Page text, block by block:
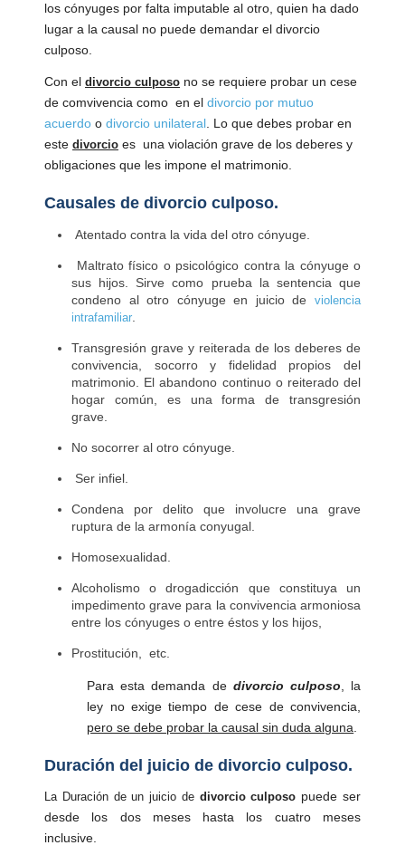
los cónyuges por falta imputable al otro, quien ha dado
lugar a la causal no puede demandar el divorcio
culposo.
Con el divorcio culposo no se requiere probar un cese
de comvivencia como en el divorcio por mutuo
acuerdo o divorcio unilateral . Lo que debes probar en
este divorcio es una violación grave de los deberes y
obligaciones que les impone el matrimonio.
Causales de divorcio culposo.
Atentado contra la vida del otro cónyuge.
Maltrato físico o psicológico contra la cónyuge o
sus hijos. Sirve como prueba la sentencia que
condeno al otro cónyuge en juicio de violencia
intrafamiliar
Transgresión grave y reiterada de los deberes de
convivencia, socorro y fidelidad propios del
matrimonio. El abandono continuo o reiterado del
hogar común, es una forma de transgresión
grave.
No socorrer al otro cónyuge.
Ser infiel.
Condena por delito que involucre una grave
ruptura de la armonía conyugal.
Homosexualidad.
Alcoholismo o drogadicción que constituya un
impedimento grave para la convivencia armoniosa
entre los cónyuges o entre éstos y los hijos,
Prostitución, etc.
Para esta demanda de divorcio culposo , la
ley no exige tiempo de cese de convivencia,
pero se debe probar la causal sin duda alguna
Duración del juicio de divorcio culposo.
La Duración de un juicio de divorcio culposo puede ser
desde los dos meses hasta los cuatro meses
inclusive.